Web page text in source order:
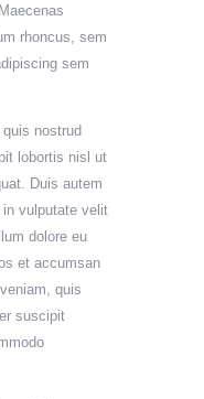
rhoncus, sem
sem
nostrud
lobortis nisl ut
Duis autem
in vulputate velit
dolore eu
et accumsan
quis
suscipit